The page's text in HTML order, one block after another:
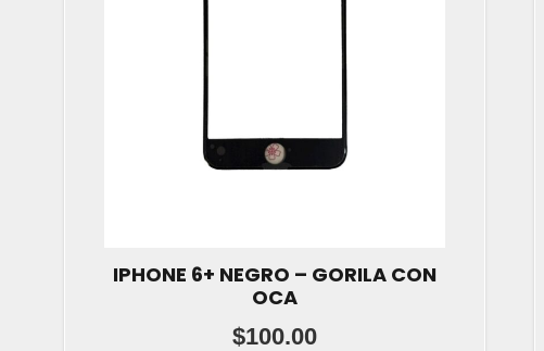
IPHONE 6+ NEGRO – GORILA CON
OCA
$100.00